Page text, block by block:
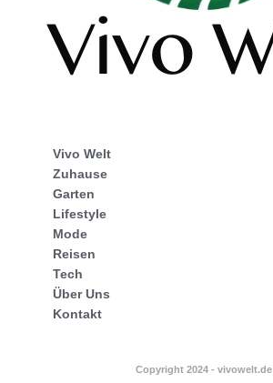
Vivo Welt
Zuhause
Garten
Lifestyle
Mode
Reisen
Tech
Über Uns
Kontakt
Copyright 2024 - vivowelt.de